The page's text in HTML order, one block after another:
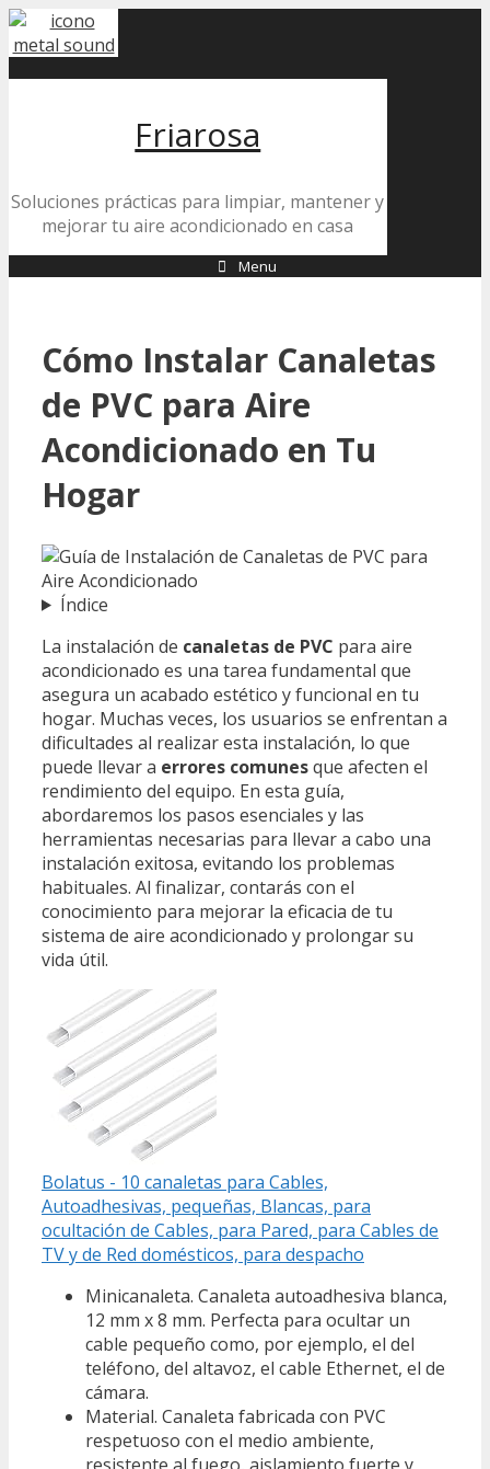
Skip
to
Friarosa
Soluciones prácticas para limpiar, mantener y
mejorar tu aire acondicionado en casa
Menu
Cómo Instalar Canaletas
de PVC para Aire
Acondicionado en Tu
Hogar
Índice
La instalación de canaletas de PVC para aire
acondicionado es una tarea fundamental que
asegura un acabado estético y funcional en tu
hogar. Muchas veces, los usuarios se enfrentan a
dificultades al realizar esta instalación, lo que
puede llevar a errores comunesque afecten el
rendimiento del equipo. En esta guía,
abordaremos los pasos esenciales y las
herramientas necesarias para llevar a cabo una
instalación exitosa, evitando los problemas
habituales. Al finalizar, contarás con el
conocimiento para mejorar la eficacia de tu
sistema de aire acondicionado y prolongar su
vida útil.
Bolatus - 10 canaletas para Cables,
Autoadhesivas, pequeñas, Blancas, para
ocultación de Cables, para Pared, para Cables de
TV y de Red domésticos, para despacho
Minicanaleta. Canaleta autoadhesiva blanca,
12 mm x 8 mm. Perfecta para ocultar un
cable pequeño como, por ejemplo, el del
teléfono, del altavoz, el cable Ethernet, el de
cámara.
Material. Canaleta fabricada con PVC
respetuoso con el medio ambiente,